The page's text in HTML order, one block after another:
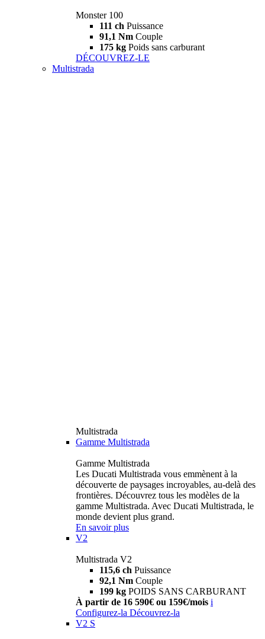
Monster 100
111 ch Puissance
91,1 Nm Couple
175 kg Poids sans carburant
DÉCOUVREZ-LE
Multistrada
Multistrada
Gamme Multistrada
Gamme Multistrada
Les Ducati Multistrada vous emmènent à la
découverte de paysages incroyables, au-delà des
frontières. Découvrez tous les modèles de la
gamme Multistrada. Avec Ducati Multistrada, le
monde devient plus grand.
En savoir plus
V2
Multistrada V2
115,6 ch Puissance
92,1 Nm Couple
199 kg POIDS SANS CARBURANT
À partir de 16 590€ ou 159€/mois i
Configurez-la Découvrez-la
V2 S